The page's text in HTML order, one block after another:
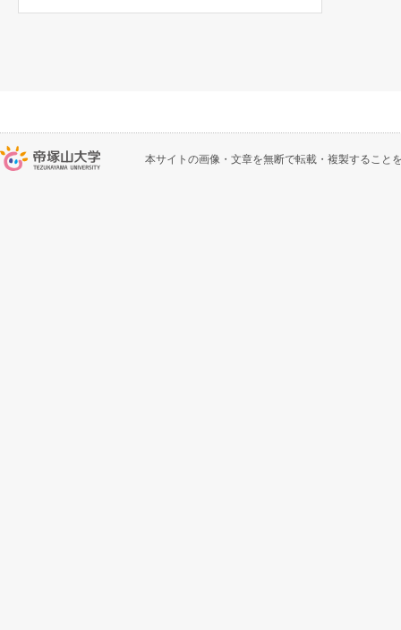
本サイトの画像・文章を無断で転載・複製すること